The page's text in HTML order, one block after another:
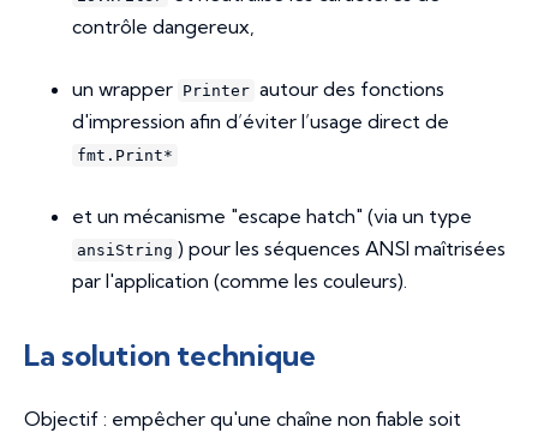
contrôle dangereux,
un wrapper Printer autour des fonctions
d'impression afin d’éviter l’usage direct de
fmt.Print*
et un mécanisme "escape hatch" (via un type
ansiString ) pour les séquences ANSI maîtrisées
par l'application (comme les couleurs).
La solution technique
Objectif : empêcher qu'une chaîne non fiable soit